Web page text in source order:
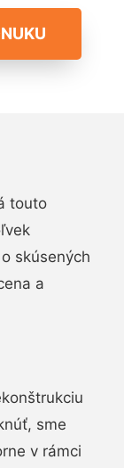
touto
skúsených
a
sme
v rámci